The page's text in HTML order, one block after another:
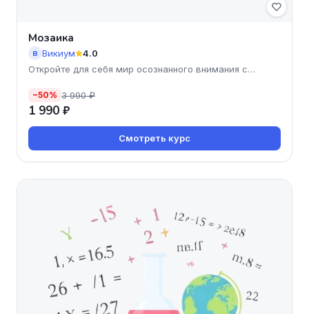
Мозаика
В Викиум
4.0
Откройте для себя мир осознанного внимания с
−50% 3 990 ₽
1 990 ₽
Смотреть курс